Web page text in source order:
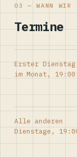
03 — WANN WIR
Termine
Erster Dienstag
im Monat, 19:00
Alle anderen
Dienstage,